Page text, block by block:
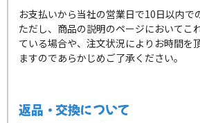
お支払いから当社の営業日で10日以内で
ただし、商品の説明のページにおいてこ
ている場合や、注文状況によりお時間を
ますのであらかじめご了承ください。
返品・交換について